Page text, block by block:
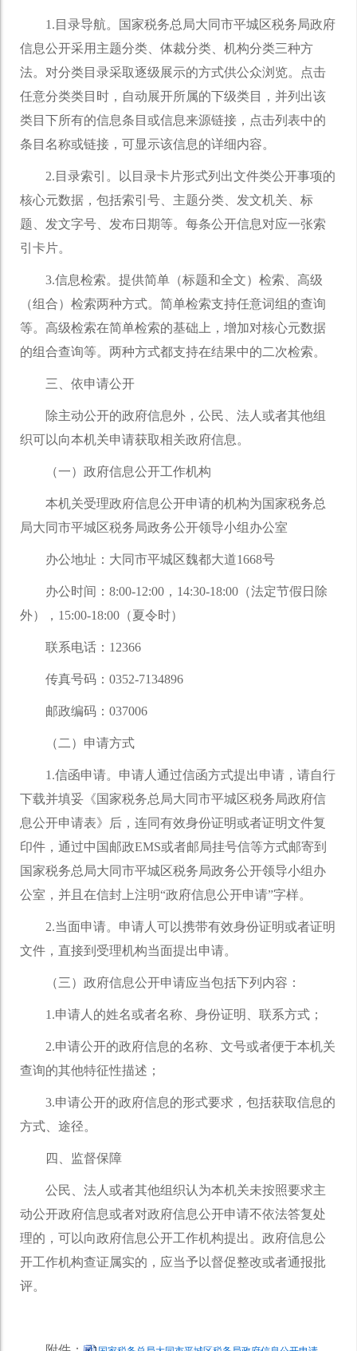
1.目录导航。国家税务总局大同市平城区税务局政府
信息公开采用主题分类、体裁分类、机构分类三种方
法。对分类目录采取逐级展示的方式供公众浏览。点击
任意分类类目时，自动展开所属的下级类目，并列出该
类目下所有的信息条目或信息来源链接，点击列表中的
条目名称或链接，可显示该信息的详细内容。
2.目录索引。以目录卡片形式列出文件类公开事项的
核心元数据，包括索引号、主题分类、发文机关、标
题、发文字号、发布日期等。每条公开信息对应一张索
引卡片。
3.信息检索。提供简单（标题和全文）检索、高级
（组合）检索两种方式。简单检索支持任意词组的查询
等。高级检索在简单检索的基础上，增加对核心元数据
的组合查询等。两种方式都支持在结果中的二次检索。
三、依申请公开
除主动公开的政府信息外，公民、法人或者其他组
织可以向本机关申请获取相关政府信息。
（一）政府信息公开工作机构
本机关受理政府信息公开申请的机构为国家税务总
局大同市平城区税务局政务公开领导小组办公室
办公地址：大同市平城区魏都大道1668号
办公时间：8:00-12:00，14:30-18:00（法定节假日除
外），15:00-18:00（夏令时）
联系电话：12366
传真号码：0352-7134896
邮政编码：037006
（二）申请方式
1.信函申请。申请人通过信函方式提出申请，请自行
下载并填妥《国家税务总局大同市平城区税务局政府信
息公开申请表》后，连同有效身份证明或者证明文件复
印件，通过中国邮政EMS或者邮局挂号信等方式邮寄到
国家税务总局大同市平城区税务局政务公开领导小组办
公室，并且在信封上注明“政府信息公开申请”字样。
2.当面申请。申请人可以携带有效身份证明或者证明
文件，直接到受理机构当面提出申请。
（三）政府信息公开申请应当包括下列内容：
1.申请人的姓名或者名称、身份证明、联系方式；
2.申请公开的政府信息的名称、文号或者便于本机关
查询的其他特征性描述；
3.申请公开的政府信息的形式要求，包括获取信息的
方式、途径。
四、监督保障
公民、法人或者其他组织认为本机关未按照要求主
动公开政府信息或者对政府信息公开申请不依法答复处
理的，可以向政府信息公开工作机构提出。政府信息公
开工作机构查证属实的，应当予以督促整改或者通报批
评。